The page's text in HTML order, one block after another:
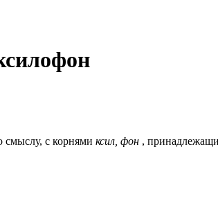
смыслу, c корнями ксил, фон ,